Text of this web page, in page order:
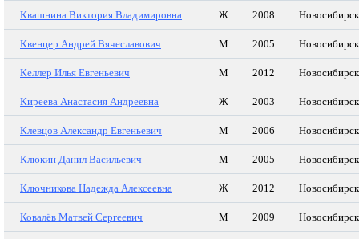
Квашнина Виктория Владимировна Ж 2008
Квенцер Андрей Вячеславович М 2005
Келлер Илья Евгеньевич М 2012
Киреева Анастасия Андреевна Ж 2003
Клевцов Александр Евгеньевич М 2006
Клюкин Данил Васильевич М 2005
Ключникова Надежда Алексеевна Ж 2012
Ковалёв Матвей Сергеевич М 2009